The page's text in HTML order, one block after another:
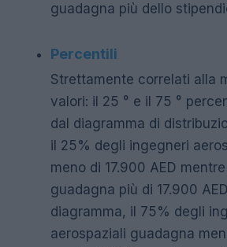
guadagna più dello
Percentili
Strettamente correlati alla
valori: il 25 ° e il 75 °
dal diagramma di
il 25% degli ingegneri
meno di 17.900 AED
guadagna più di 17.900
diagramma, il 75% degli
aerospaziali guadagna